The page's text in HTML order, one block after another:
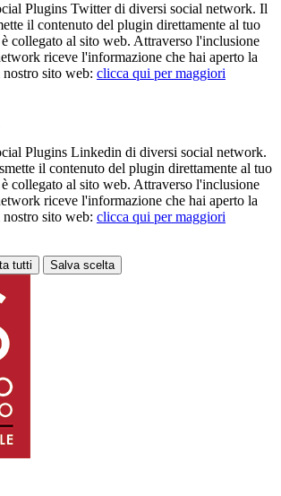
Plugins Twitter di diversi social network. Il
il contenuto del plugin direttamente al tuo
collegato al sito web. Attraverso l'inclusione
riceve l'informazione che hai aperto la
sito web: clicca qui per maggiori
Plugins Linkedin di diversi social network.
il contenuto del plugin direttamente al tuo
collegato al sito web. Attraverso l'inclusione
riceve l'informazione che hai aperto la
sito web: clicca qui per maggiori
tutti Salva scelta